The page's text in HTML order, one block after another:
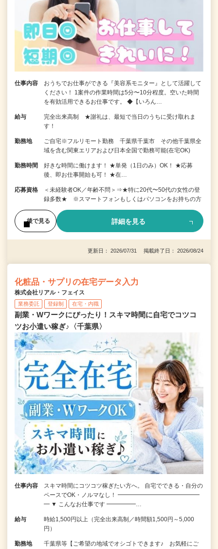
仕事内容
おうちでお仕事ができる『美容系モニター』として活躍して
ください！ 1案件の作業時間は5分〜10分程度。空いた時間
を有効活用できるお仕事です。 ◆【いろん…
給与
完全出来高制 ★謝礼は、最短で当日のうちに受け取れま
す！
勤務地
ご自宅※フルリモート勤務 千葉県千葉市 その他千葉県全
域を含む関東エリアおよび日本全国で勤務可能(在宅OK)
勤務時間
好きな時間に働けます！ ★単発（1日のみ）OK！ ★応募
後、即お仕事開始も可！ ★在…
応募資格
＜未経験者OK／年齢不問＞⇒★特に20代〜50代の女性の登
録多数★ ※スマートフォンもしくはパソコンをお持ちの方
後で見る 詳細を見る
更新日： 2026/07/31 掲載終了日： 2026/08/24
化粧品・サプリの在宅データ入力
株式会社リアル・フェイス
業務委託 登録制 在宅・内職
副業・Wワークにぴったり！スキマ時間に自宅でコツコ
ツお小遣い稼ぎ♪〈千葉県〉
仕事内容
スキマ時間にコツコツ稼ぎたい方へ。 自宅でできる・自分の
ペースでOK・ノルマなし！ ━━━━━━━━━━━━━━
━ ▼ こんなお仕事です ━━━━━…
給与
時給1,500円以上（完全出来高制／時間額1,500円～5,000
円）
勤務地
千葉県等【ご希望の地域でオシゴトできます♪ お気軽にご